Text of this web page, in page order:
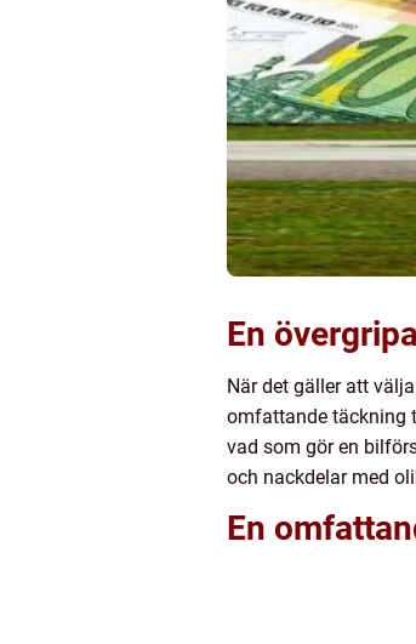
En
När det gäller att
omfattande täckning
vad som gör en
och nackdelar med
En